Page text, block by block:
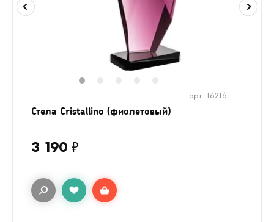
арт. 16216
Стела Cristallino (фиолетовый)
3 190 ₽